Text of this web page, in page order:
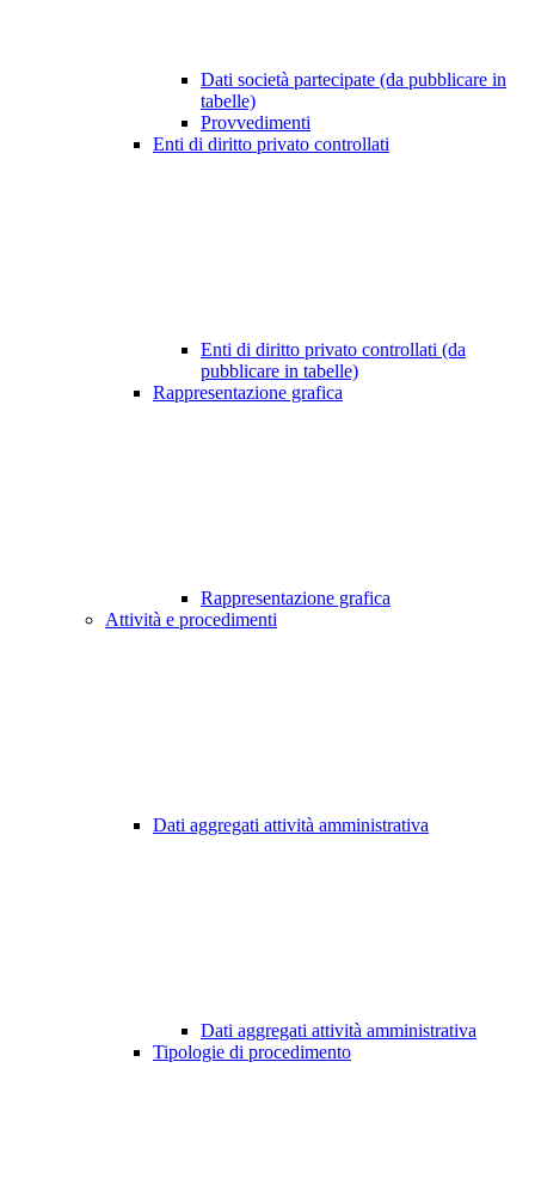
Dati società partecipate (da pubblicare in
tabelle)
Provvedimenti
Enti di diritto privato controllati
Enti di diritto privato controllati (da
pubblicare in tabelle)
Rappresentazione grafica
Rappresentazione grafica
Attività e procedimenti
Dati aggregati attività amministrativa
Dati aggregati attività amministrativa
Tipologie di procedimento